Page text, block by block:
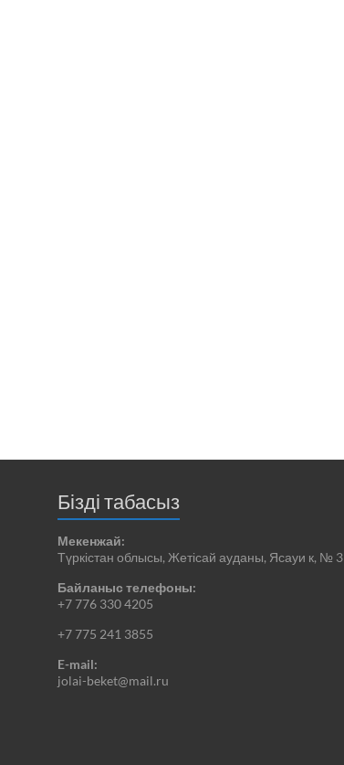
Бізді табасыз
Мекенжай:
Түркістан облысы, Жетісай ауданы, Ясауи к, № 3
Байланыс телефоны:
+7 776 330 4205
+7 775 241 3855
E-mail:
jolai-beket@mail.ru